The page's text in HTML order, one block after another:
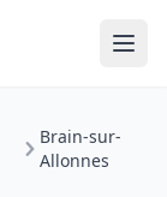
Brain-sur-
Allonnes